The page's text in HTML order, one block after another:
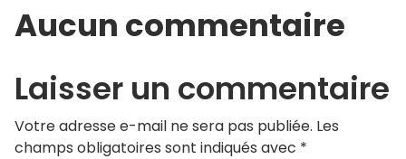
Aucun commentaire
Laisser un commentaire
Votre adresse e-mail ne sera pas publiée. Les
champs obligatoires sont indiqués avec *